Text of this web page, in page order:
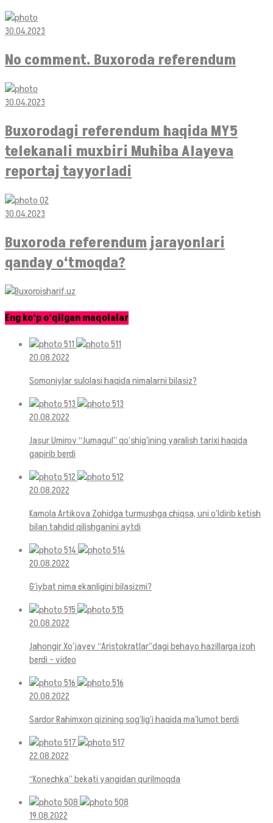
30.04.2023
No comment. Buxoroda referendum
30.04.2023
Buxorodagi referendum haqida MY5
telekanali muxbiri Muhiba Alayeva
reportaj tayyorladi
30.04.2023
Buxoroda referendum jarayonlari
qanday o‘tmoqda?
Eng ko‘p o‘qilgan maqolalar
20.08.2022
Somoniylar sulolasi haqida nimalarni bilasiz?
20.08.2022
Jasur Umirov “Jumagul” qo‘shig‘ining yaralish tarixi haqida
gapirib berdi
20.08.2022
Kamola Artikova Zohidga turmushga chiqsa, uni o‘ldirib ketish
bilan tahdid qilishganini aytdi
20.08.2022
G‘iybat nima ekanligini bilasizmi?
20.08.2022
Jahongir Xo‘jayev “Aristokratlar”dagi behayo hazillarga izoh
berdi – video
20.08.2022
Sardor Rahimxon qizining sog‘lig‘i haqida ma’lumot berdi
22.08.2022
“Konechka” bekati yangidan qurilmoqda
19.08.2022